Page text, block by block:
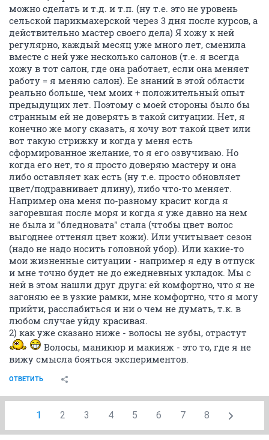
можно сделать и т.д. и т.п. (ну т.е. это не уровень
сельской парикмахерской через 3 дня после курсов, а
действительно мастер своего дела) Я хожу к ней
регулярно, каждый месяц уже много лет, сменила
вместе с ней уже несколько салонов (т.е. я всегда
хожу в тот салон, где она работает, если она меняет
работу = я меняю салон). Ее знаний в этой области
реально больше, чем моих + положительный опыт
предыдущих лет. Поэтому с моей стороны было бы
странным ей не доверять в такой ситуации. Нет, я
конечно же могу сказать, я хочу вот такой цвет или
вот такую стрижку и когда у меня есть
сформированное желание, то я его озвучиваю. Но
когда его нет, то я просто доверяю мастеру и она
либо оставляет как есть (ну т.е. просто обновляет
цвет/подравнивает длину), либо что-то меняет.
Например она меня по-разному красит когда я
загоревшая после моря и когда я уже давно на нем
не была и "бледновата" стала (чтобы цвет волос
выгоднее оттенял цвет кожи). Или учитывает сезон
(надо не надо носить головной убор). Или какие-то
мои жизненные ситуации - например я еду в отпуск
и мне точно будет не до ежедневных укладок. Мы с
ней в этом нашли друг друга: ей комфортно, что я не
загоняю ее в узкие рамки, мне комфортно, что я могу
прийти, расслабиться и ни о чем не думать, т.к. в
любом случае уйду красивая.
2) как уже сказано ниже - волосы не зубы, отрастут
Волосы, маникюр и макияж - это то, где я не
вижу смысла бояться экспериментов.
ОТВЕТИТЬ
1 2 3 4 5 6 7 8